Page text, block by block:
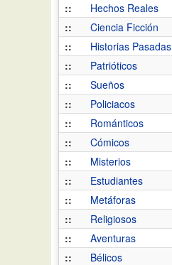
::
Hechos Reales
::
Ciencia Ficción
::
Historias Pasadas
::
Patrióticos
::
Sueños
::
Policiacos
::
Románticos
::
Cómicos
::
Misterios
::
Estudiantes
::
Metáforas
::
Religiosos
::
Aventuras
::
Bélicos